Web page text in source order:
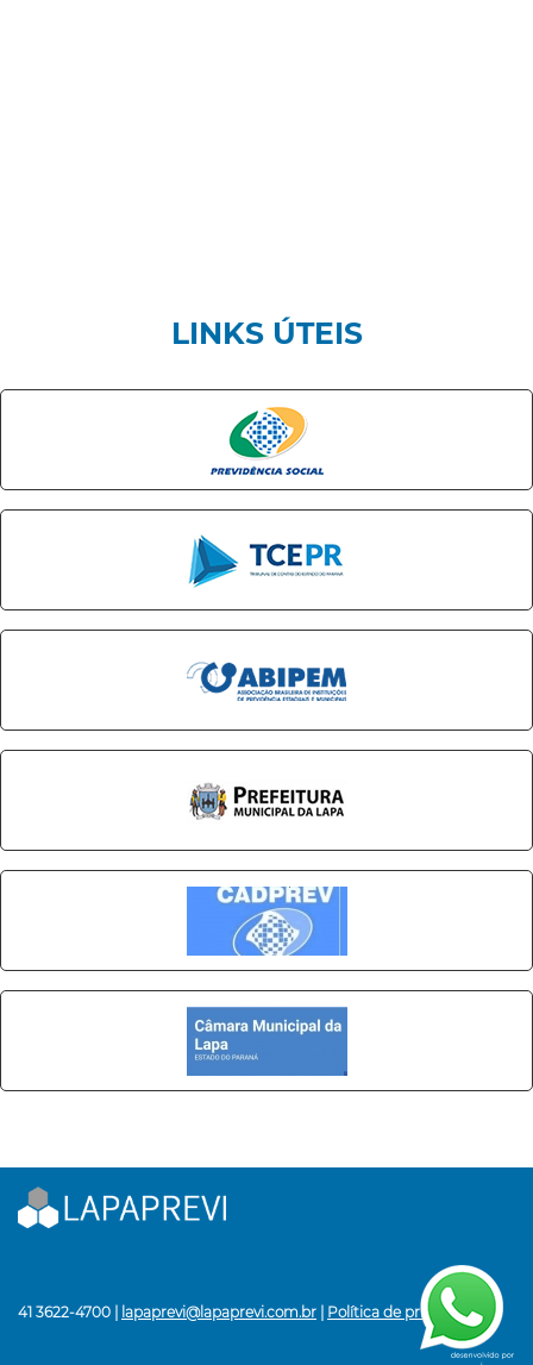
LINKS ÚTEIS
41 3622-4700 | lapaprevi@lapaprevi.com.br Política de privacidade